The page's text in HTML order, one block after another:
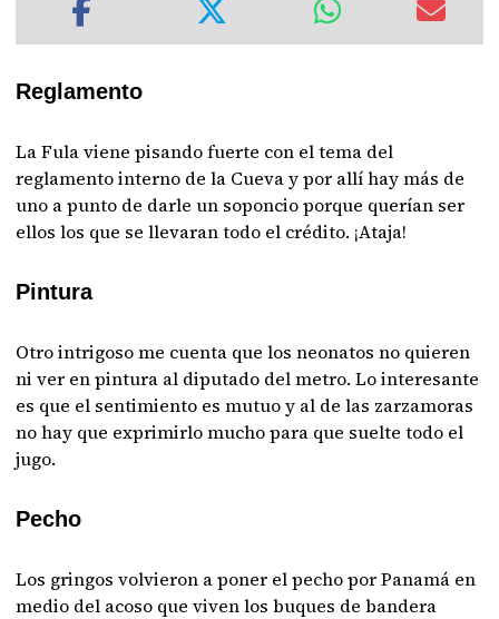
Reglamento
La Fula viene pisando fuerte con el tema del
reglamento interno de la Cueva y por allí hay más de
uno a punto de darle un soponcio porque querían ser
ellos los que se llevaran todo el crédito. ¡Ataja!
Pintura
Otro intrigoso me cuenta que los neonatos no quieren
ni ver en pintura al diputado del metro. Lo interesante
es que el sentimiento es mutuo y al de las zarzamoras
no hay que exprimirlo mucho para que suelte todo el
jugo.
Pecho
Los gringos volvieron a poner el pecho por Panamá en
medio del acoso que viven los buques de bandera